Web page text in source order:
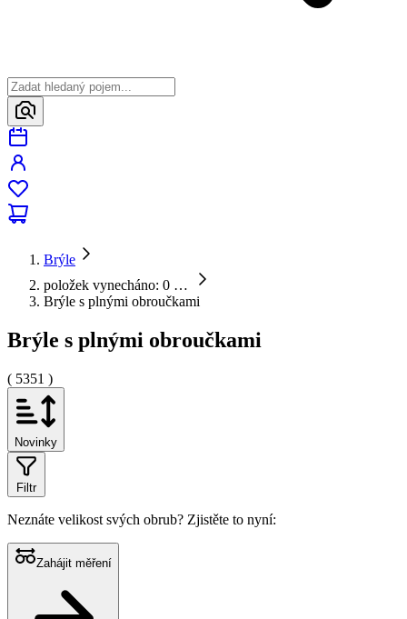
Brýle
položek vynecháno: 0 …
Brýle s plnými obroučkami
Brýle s plnými obroučkami
( 5351 )
Novinky
Filtr
Neznáte velikost svých obrub? Zjistěte to nyní:
Zahájit měření